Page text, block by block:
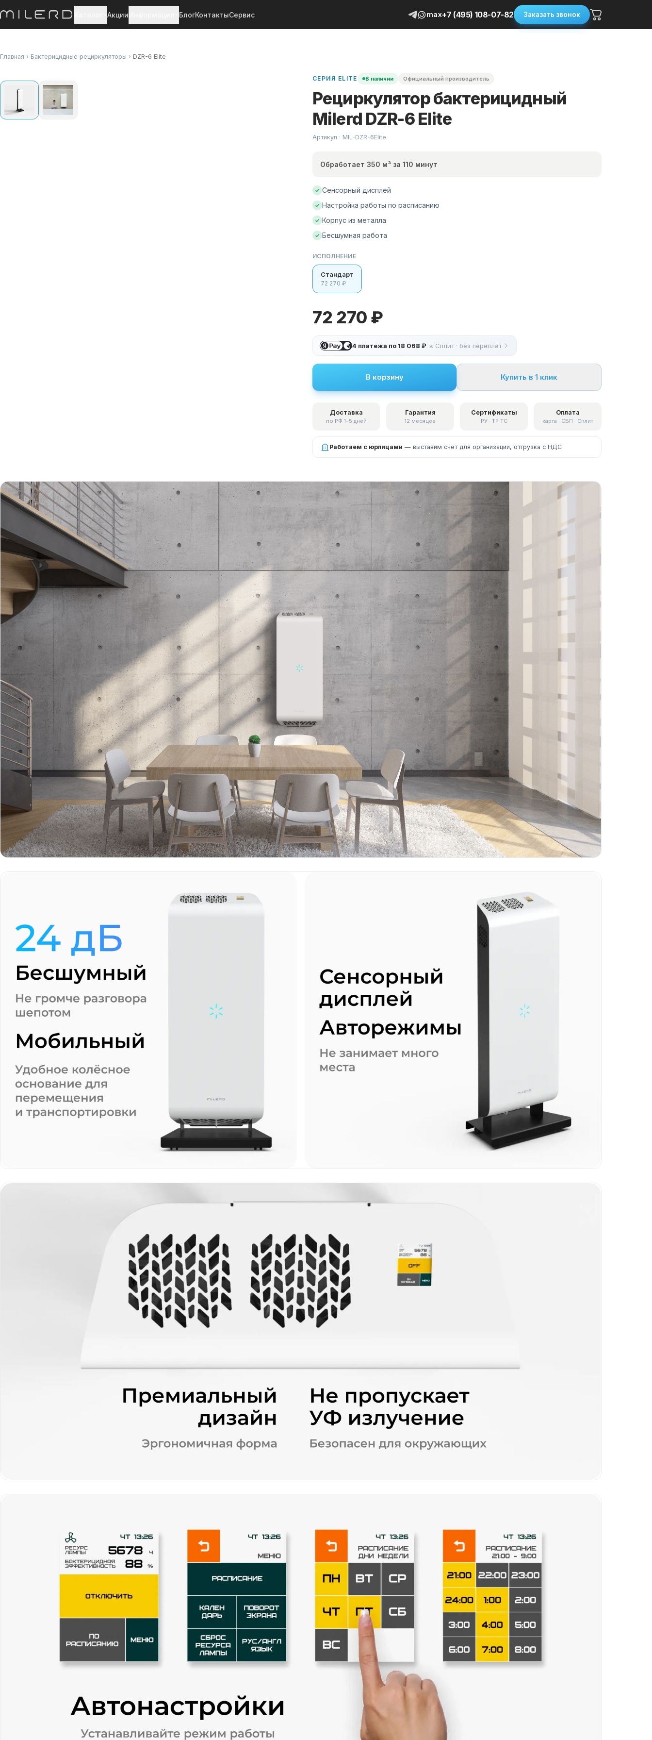
Акции БлогКонтактыСервис max+7 (495) 108-07-82 Заказать звонок
Главная › Бактерицидные рециркуляторы › DZR-6 Elite
СЕРИЯ ELITE В наличии Официальный производитель
Рециркулятор бактерицидный
Milerd DZR-6 Elite
Артикул · MIL-DZR-6Elite
Обработает 350 м³ за 110 минут
✓ Сенсорный дисплей
✓ Настройка работы по расписанию
✓ Корпус из металла
✓ Бесшумная работа
ИСПОЛНЕНИЕ
Стандарт
72 270 ₽
72 270 ₽
4 платежа по 18 068 ₽ в Сплит · без переплат
В корзину Купить в 1 клик
Доставка
по РФ 1–5 дней
Гарантия
12 месяцев
Сертификаты
РУ · ТР ТС
Оплата
карта · СБП · Сплит
Работаем с юрлицами — выставим счёт для организации, отгрузка с НДС